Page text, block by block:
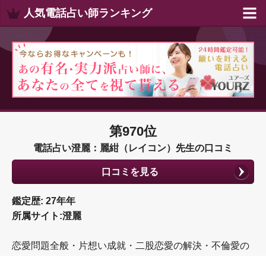
人気電話占い師ランキング
第970位
電話占い澄麗：麗紺（レイコン）先生の口コミ
口コミを見る
鑑定歴: 27年年
所属サイト:澄麗
恋愛問題全般・片想い成就・二股恋愛の解決・不倫愛の